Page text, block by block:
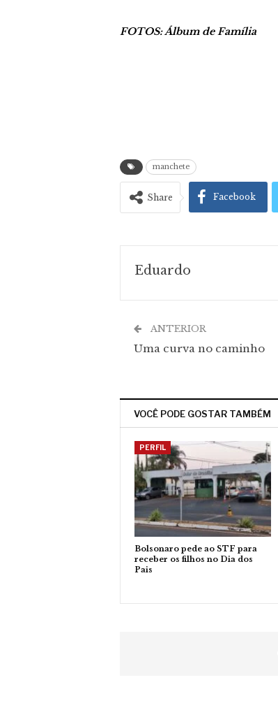
FOTOS: Álbum de Família
manchete
Share Facebook
Eduardo
ANTERIOR
Uma curva no caminho
VOCÊ PODE GOSTAR TAMBÉM
PERFIL
Bolsonaro pede ao STF para
receber os filhos no Dia dos
Pais